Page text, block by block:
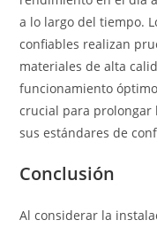
a lo largo del tiempo.
confiables realizan
materiales de alta
funcionamiento
crucial para prolongar
sus estándares de
Conclusión
Al considerar la